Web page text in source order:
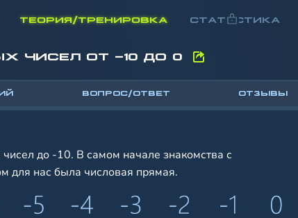
ТЕОРИЯ/ТРЕНИРОВКА СТАТИСТИКА
ЧИСЕЛ ОТ -10 ДО 0
до -10. В самом начале знакомства с
для нас была числовая прямая.
ВОПРОС/ОТВЕТ ОТЗЫВЫ